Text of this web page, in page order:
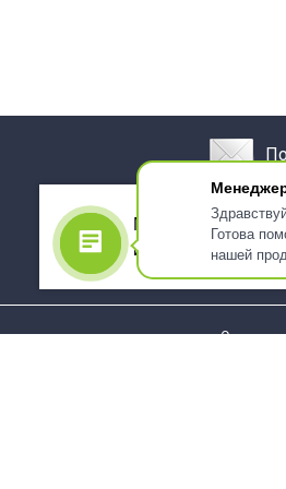
Готова
нашей
О
Мы используем
использованием